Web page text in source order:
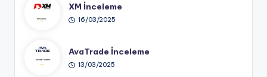
XM İnceleme
16/03/2025
AvaTrade İnceleme
13/03/2025